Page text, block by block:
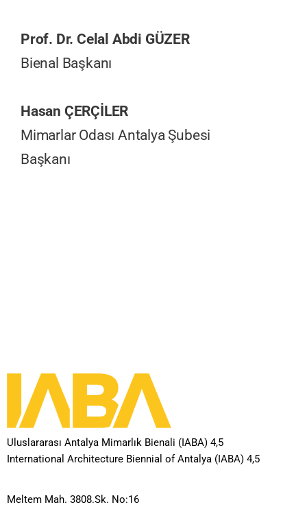
Prof. Dr. Celal Abdi GÜZER
Bienal Başkanı
Hasan ÇERÇİLER
Mimarlar Odası Antalya Şubesi
Başkanı
Uluslararası Antalya Mimarlık Bienali (IABA) 4,5
International Architecture Biennial of Antalya (IABA) 4,5
Meltem Mah. 3808.Sk. No:16